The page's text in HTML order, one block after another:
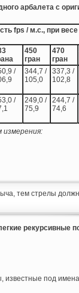
арбалета с
fps / м.с., при
450
гран
470
гран
/
344,7 /
105,0
337,3 /
102,8
/
249,0 /
75,9
244,7 /
74,6
измерения:
тем стрелы
рекурсивные
известные под